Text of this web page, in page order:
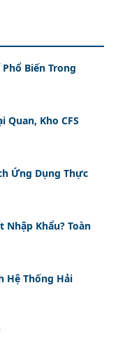
Biến Trong
Quan, Kho CFS
Ứng Dụng Thực
Nhập Khẩu? Toàn
Hệ Thống Hải